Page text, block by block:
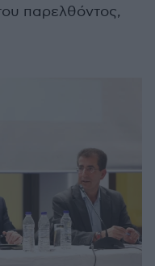
παρελθόντος,